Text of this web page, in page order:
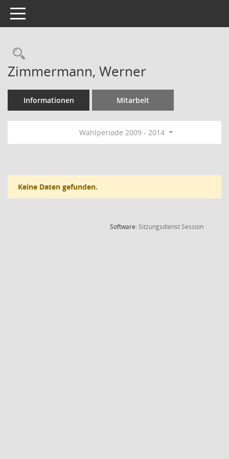
Toggle navigation
Rechercheauswahl
Zimmermann, Werner
Informationen Mitarbeit
Wahlperiode 2009 - 2014
Keine Daten gefunden.
Software:SitzungsdienstSession(Wird in